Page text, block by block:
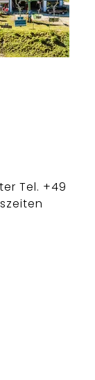
Tel. +49